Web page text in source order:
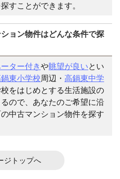
すことができます。
ョン物件はどんな条件で探
ター付きや眺望が良いとい
東小学校周辺・ 高鍋東中学
をはじめとする生活施設の
ので、あなたのご希望に沿
中古マンション物件を探す
ジトップへ